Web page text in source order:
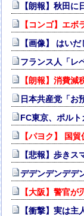
【朗報】秋田
【コンゴ】エ
【画像】 はい
フランス人「レ
【朗報】消費
日本共産党「お
FC東京、ポル
【パヨク】 国
【悲報】歩き
デデンデンデデ
【大阪】警官
【衝撃】実は